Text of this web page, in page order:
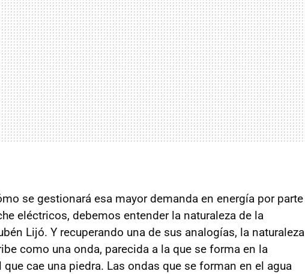
se gestionará esa mayor demanda en energía por parte
eléctricos, debemos entender la naturaleza de la
Lijó. Y recuperando una de sus analogías, la naturaleza
como una onda, parecida a la que se forma en la
cae una piedra. Las ondas que se forman en el agua